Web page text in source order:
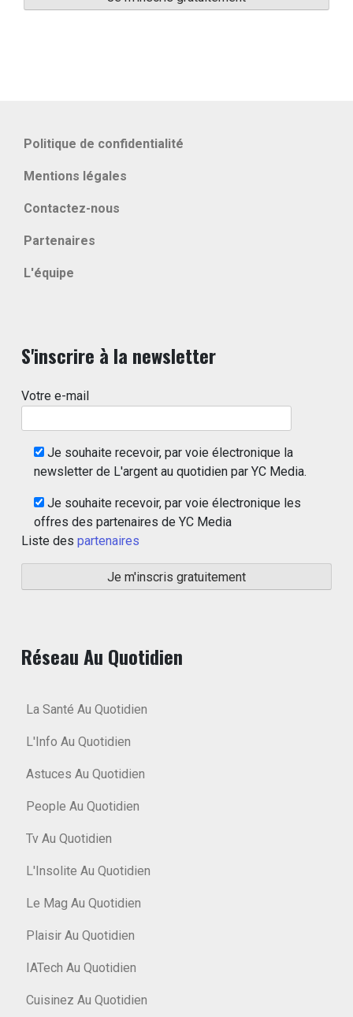
Politique de confidentialité
Mentions légales
Contactez-nous
Partenaires
L'équipe
S'inscrire à la newsletter
Votre e-mail
Je souhaite recevoir, par voie électronique la
newsletter de L'argent au quotidien par YC Media.
Je souhaite recevoir, par voie électronique les
offres des partenaires de YC Media
Liste des partenaires
Réseau Au Quotidien
La Santé Au Quotidien
L'Info Au Quotidien
Astuces Au Quotidien
People Au Quotidien
Tv Au Quotidien
L'Insolite Au Quotidien
Le Mag Au Quotidien
Plaisir Au Quotidien
IATech Au Quotidien
Cuisinez Au Quotidien